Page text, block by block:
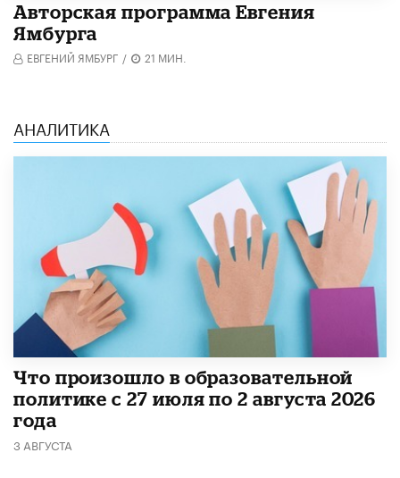
Авторская программа Евгения
Ямбурга
ЕВГЕНИЙ ЯМБУРГ / 21 МИН.
АНАЛИТИКА
​Что произошло в образовательной
политике с 27 июля по 2 августа 2026
года
3 АВГУСТА